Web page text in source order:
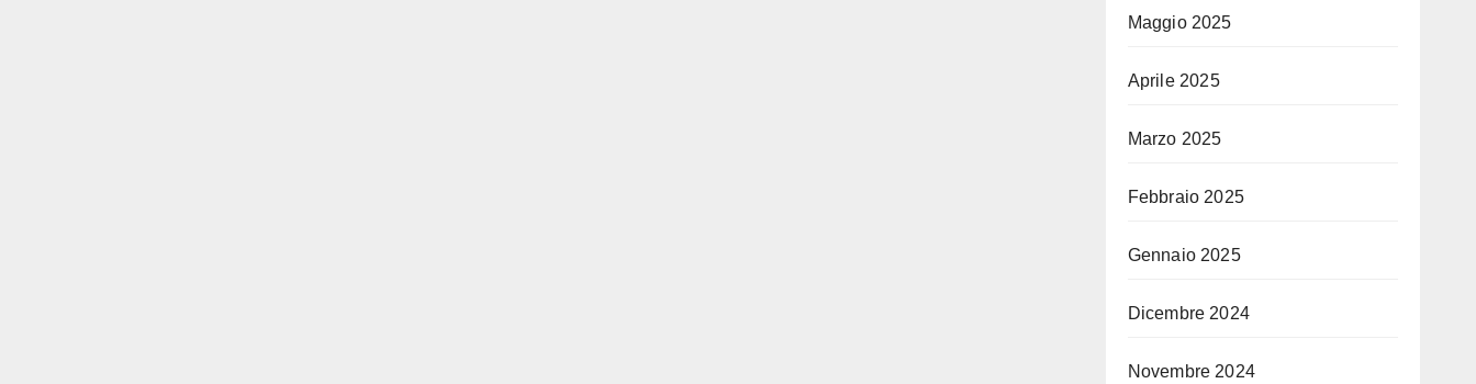
Maggio 2025
Aprile 2025
Marzo 2025
Febbraio 2025
Gennaio 2025
Dicembre 2024
Novembre 2024